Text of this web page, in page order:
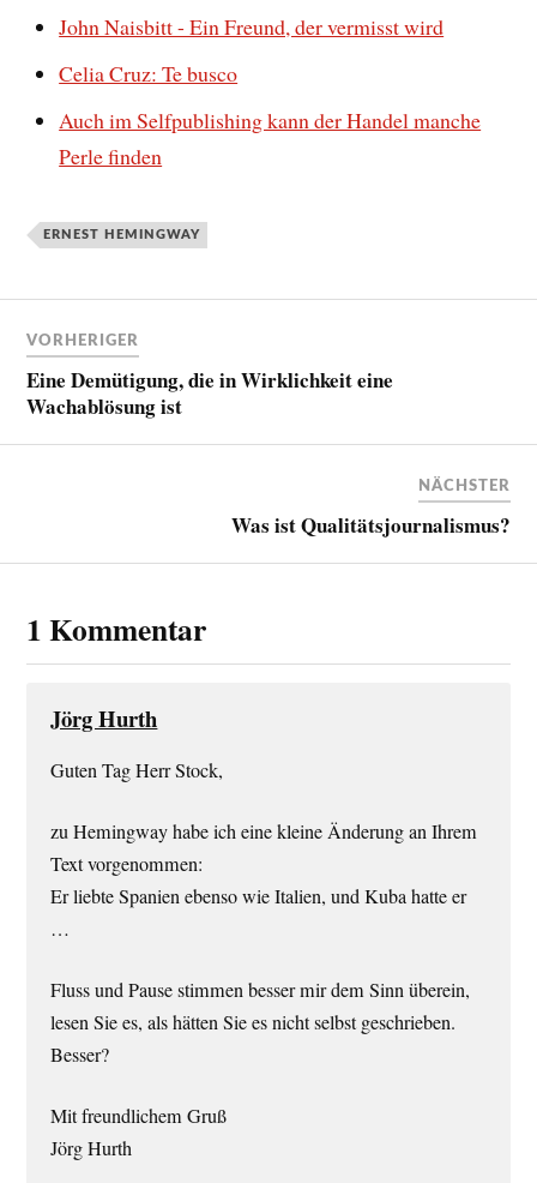
John Naisbitt - Ein Freund, der vermisst wird
Celia Cruz: Te busco
Auch im Selfpublishing kann der Handel manche
Perle finden
ERNEST HEMINGWAY
VORHERIGER
Eine Demütigung, die in Wirklichkeit eine
Wachablösung ist
NÄCHSTER
Was ist Qualitätsjournalismus?
1 Kommentar
Jörg Hurth
Guten Tag Herr Stock,
zu Hemingway habe ich eine kleine Änderung an Ihrem
Text vorgenommen:
Er liebte Spanien ebenso wie Italien, und Kuba hatte er
…
Fluss und Pause stimmen besser mir dem Sinn überein,
lesen Sie es, als hätten Sie es nicht selbst geschrieben.
Besser?
Mit freundlichem Gruß
Jörg Hurth